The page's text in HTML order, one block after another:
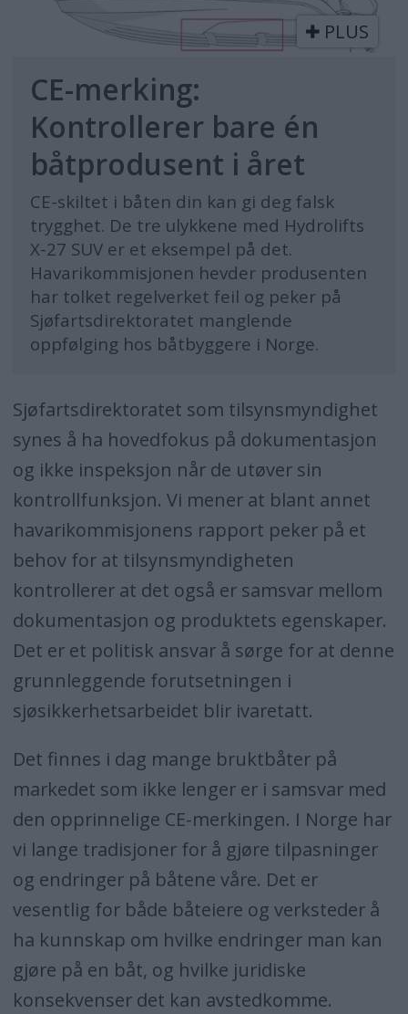
PLUS
CE-merking:
Kontrollerer bare én
båtprodusent i året
CE-skiltet i båten din kan gi deg falsk
trygghet. De tre ulykkene med Hydrolifts
X-27 SUV er et eksempel på det.
Havarikommisjonen hevder produsenten
har tolket regelverket feil og peker på
Sjøfartsdirektoratet manglende
oppfølging hos båtbyggere i Norge.
Sjøfartsdirektoratet som tilsynsmyndighet
synes å ha hovedfokus på dokumentasjon
og ikke inspeksjon når de utøver sin
kontrollfunksjon. Vi mener at blant annet
havarikommisjonens rapport peker på et
behov for at tilsynsmyndigheten
kontrollerer at det også er samsvar mellom
dokumentasjon og produktets egenskaper.
Det er et politisk ansvar å sørge for at denne
grunnleggende forutsetningen i
sjøsikkerhetsarbeidet blir ivaretatt.
Det finnes i dag mange bruktbåter på
markedet som ikke lenger er i samsvar med
den opprinnelige CE-merkingen. I Norge har
vi lange tradisjoner for å gjøre tilpasninger
og endringer på båtene våre. Det er
vesentlig for både båteiere og verksteder å
ha kunnskap om hvilke endringer man kan
gjøre på en båt, og hvilke juridiske
konsekvenser det kan avstedkomme.